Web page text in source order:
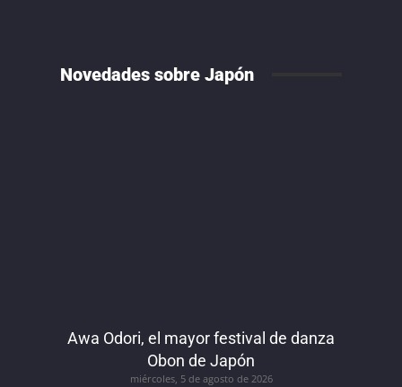
Novedades sobre Japón
Awa Odori, el mayor festival de danza
Obon de Japón
miércoles, 5 de agosto de 2026